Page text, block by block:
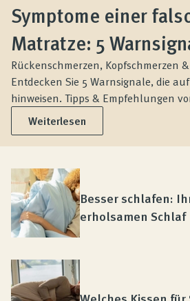
Symptome einer
Matratze: 5
Rückenschmerzen, Kopfschmerzen
Entdecken Sie 5 Warnsignale, die
hinweisen. Tipps & Empfehlungen
Weiterlesen
Besser schlafen:
erholsamen Schlaf